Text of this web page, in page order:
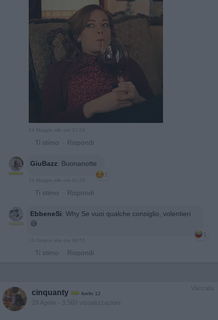
24 Maggio alle ore 21:54
· Ti stimo · Rispondi
GiuBazz: Buonanotte
1
25 Maggio alle ore 01:29
· Ti stimo · Rispondi
EbbeneSi: Why Se vuoi qualche consiglio, volentieri
😅
1
13 Giugno alle ore 08:53
· Ti stimo · Rispondi
Vaccata
cinquanty livello 12
29 Aprile - 3.560 visualizzazioni